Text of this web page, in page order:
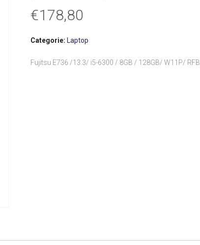
€178,80
Categorie: Laptop
Fujitsu E736 /13.3/ i5-6300 / 8GB / 128GB/ W11P/ RFB